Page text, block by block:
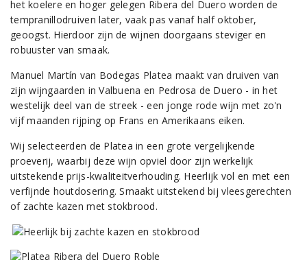
het koelere en hoger gelegen Ribera del Duero worden de
tempranillodruiven later, vaak pas vanaf half oktober,
geoogst. Hierdoor zijn de wijnen doorgaans steviger en
robuuster van smaak.
Manuel Martín van Bodegas Platea maakt van druiven van
zijn wijngaarden in Valbuena en Pedrosa de Duero - in het
westelijk deel van de streek - een jonge rode wijn met zo'n
vijf maanden rijping op Frans en Amerikaans eiken.
Wij selecteerden de Platea in een grote vergelijkende
proeverij, waarbij deze wijn opviel door zijn werkelijk
uitstekende prijs-kwaliteitverhouding. Heerlijk vol en met een
verfijnde houtdosering. Smaakt uitstekend bij vleesgerechten
of zachte kazen met stokbrood.